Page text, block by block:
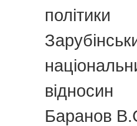
політики
відносин
Баранов